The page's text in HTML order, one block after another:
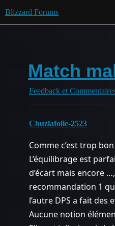
Blizzard Forums
Match
Feedback et
Chuzlafolie-2523
Comme c’est trop
L’équilibrage est
d’écart mais encore
recommandation 1
l’autre DPS a fait
Aucune notion